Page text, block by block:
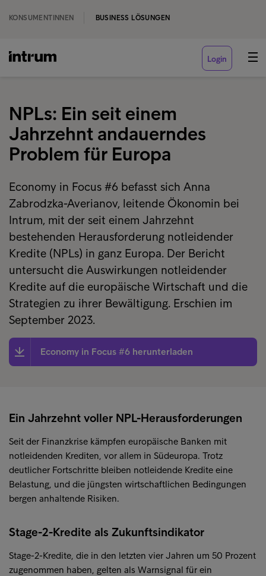
KONSUMENTINNEN BUSINESS LÖSUNGEN
Login
NPLs: Ein seit einem
Jahrzehnt andauerndes
Problem für Europa
Economy in Focus #6 befasst sich Anna
Zabrodzka-Averianov, leitende Ökonomin bei
Intrum, mit der seit einem Jahrzehnt
bestehenden Herausforderung notleidender
Kredite (NPLs) in ganz Europa. Der Bericht
untersucht die Auswirkungen notleidender
Kredite auf die europäische Wirtschaft und die
Strategien zu ihrer Bewältigung. Erschien im
September 2023.
Economy in Focus #6 herunterladen
Ein Jahrzehnt voller NPL-Herausforderungen
Seit der Finanzkrise kämpfen europäische Banken mit
notleidenden Krediten, vor allem in Südeuropa. Trotz
deutlicher Fortschritte bleiben notleidende Kredite eine
Belastung, und die jüngsten wirtschaftlichen Bedingungen
bergen anhaltende Risiken.
Stage-2-Kredite als Zukunftsindikator
Stage-2-Kredite, die in den letzten vier Jahren um 50 Prozent
zugenommen haben, gelten als Warnsignal für ein